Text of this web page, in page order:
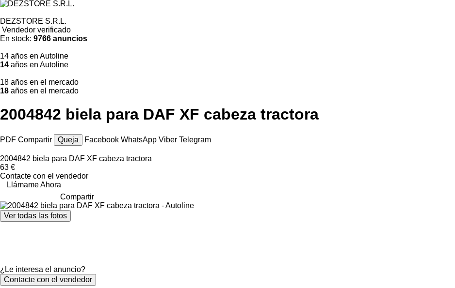
DEZSTORE S.R.L.
Vendedor verificado
En stock: 9766 anuncios
14 años en Autoline
14 años en Autoline
18 años en el mercado
18 años en el mercado
2004842 biela para DAF XF cabeza tractora
PDF Compartir Queja Facebook WhatsApp Viber Telegram
2004842 biela para DAF XF cabeza tractora
63 €
Contacte con el vendedor
Llámame Ahora
Compartir
Ver todas las fotos
¿Le interesa el anuncio?
Contacte con el vendedor